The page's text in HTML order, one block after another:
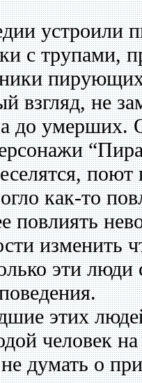
устроили
с трупами,
взгляд, не
до умерших.
как-то
повлиять
изменить
эти
этих
человек
думать о